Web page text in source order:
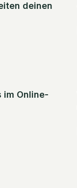
deinen
im Online-